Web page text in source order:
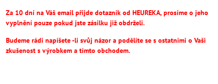
Za 10 dní na Váš email přijde dotazník od HEUREKA, prosíme o jeho
vyplnění pouze pokud jste zásilku již obdrželi.
Budeme rádi napíšete -li svůj názor a podělíte se s ostatními o Vaši
zkušenost s výrobkem a tímto obchodem.